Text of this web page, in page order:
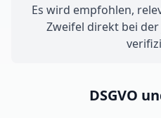
Es wird empfohlen,
Zweifel direkt bei
DSGVO